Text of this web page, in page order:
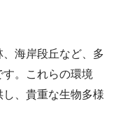
海岸段丘など、多
。これらの環境
、貴重な生物多様